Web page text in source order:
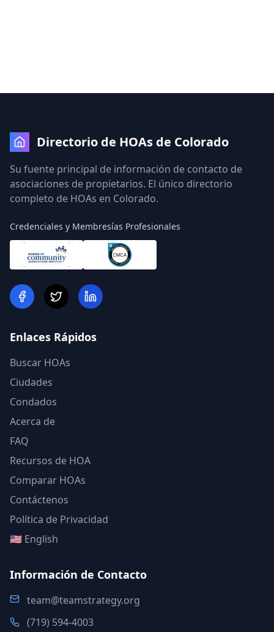
Directorio de HOAs de Colorado
Su fuente principal de información de contacto de
asociaciones de propietarios. El único directorio
completo de HOAs en Colorado.
Credenciales y Membresías Profesionales
Enlaces Rápidos
Buscar HOAs
Ciudades
Condados
Acerca de
FAQ
Recursos de HOA
Comparar HOAs
Contáctenos
Política de Privacidad
🇺🇸 English
Información de Contacto
team@teamstrategy.org
(719) 594-4003